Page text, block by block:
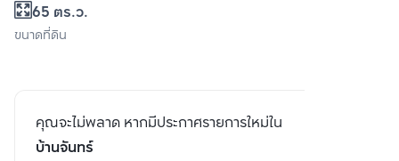
65 ตร.ว.
ขนาดที่ดิน
คุณจะไม่พลาด หากมีประกาศรายการใหม่ใน
บ้านจันทร์